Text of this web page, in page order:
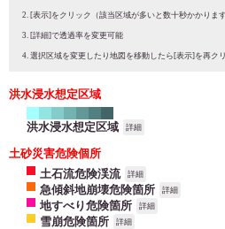
[表示]をクリック（該当区域が多いと数十秒かかります
[詳細]で透過率を変更可能
選択区域を変更したり地図を移動したら[表示]を再ク
洪水浸水想定区域
洪水浸水想定区域 詳細
土砂災害危険個所
土石流危険渓流
詳細
急傾斜地崩壊危険箇所 詳細
地すべり危険箇所 詳細
雪崩危険箇所 詳細